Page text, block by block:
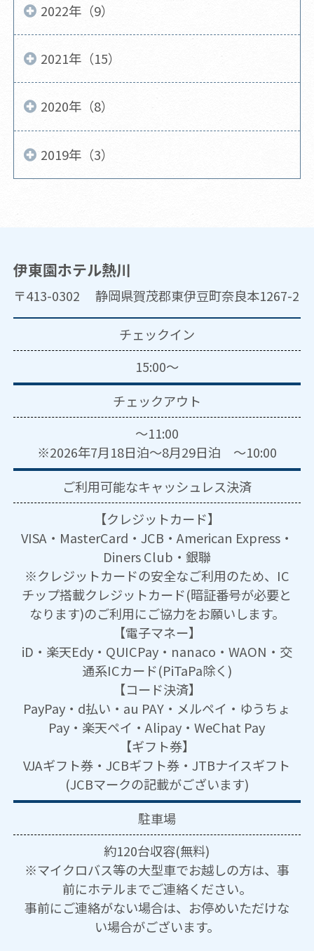
2022年（9）
2021年（15）
2020年（8）
2019年（3）
伊東園ホテル熱川
〒413-0302 静岡県賀茂郡東伊豆町奈良本1267-2
チェックイン
15:00～
チェックアウト
～11:00
※2026年7月18日泊～8月29日泊 ～10:00
ご利用可能なキャッシュレス決済
【クレジットカード】
VISA・MasterCard・JCB・American Express・
Diners Club・銀聯
※クレジットカードの安全なご利用のため、IC
チップ搭載クレジットカード(暗証番号が必要と
なります)のご利用にご協力をお願いします。
【電子マネー】
iD・楽天Edy・QUICPay・nanaco・WAON・交
通系ICカード(PiTaPa除く)
【コード決済】
PayPay・d払い・au PAY・メルペイ・ゆうちょ
Pay・楽天ペイ・Alipay・WeChat Pay
【ギフト券】
VJAギフト券・JCBギフト券・JTBナイスギフト
(JCBマークの記載がございます)
駐車場
約120台収容(無料)
※マイクロバス等の大型車でお越しの方は、事
前にホテルまでご連絡ください。
事前にご連絡がない場合は、お停めいただけな
い場合がございます。